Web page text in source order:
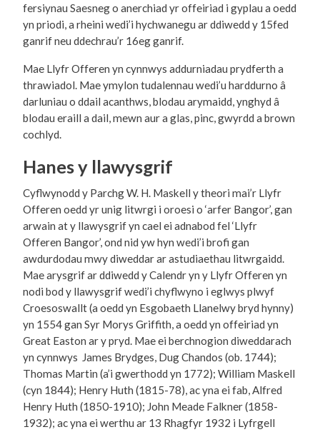
fersiynau Saesneg o anerchiad yr offeiriad i gyplau a oedd
yn priodi, a rheini wedi’i hychwanegu ar ddiwedd y 15fed
ganrif neu ddechrau’r 16eg ganrif.
Mae Llyfr Offeren yn cynnwys addurniadau prydferth a
thrawiadol. Mae ymylon tudalennau wedi’u harddurno â
darluniau o ddail acanthws, blodau arymaidd, ynghyd â
blodau eraill a dail, mewn aur a glas, pinc, gwyrdd a brown
cochlyd.
Hanes y llawysgrif
Cyflwynodd y Parchg W. H. Maskell y theori mai’r Llyfr
Offeren oedd yr unig litwrgi i oroesi o ‘arfer Bangor’, gan
arwain at y llawysgrif yn cael ei adnabod fel ‘Llyfr
Offeren Bangor’, ond nid yw hyn wedi’i brofi gan
awdurdodau mwy diweddar ar astudiaethau litwrgaidd.
Mae arysgrif ar ddiwedd y Calendr yn y Llyfr Offeren yn
nodi bod y llawysgrif wedi’i chyflwyno i eglwys plwyf
Croesoswallt (a oedd yn Esgobaeth Llanelwy bryd hynny)
yn 1554 gan Syr Morys Griffith, a oedd yn offeiriad yn
Great Easton ar y pryd. Mae ei berchnogion diweddarach
yn cynnwys James Brydges, Dug Chandos (ob. 1744);
Thomas Martin (a’i gwerthodd yn 1772); William Maskell
(cyn 1844); Henry Huth (1815-78), ac yna ei fab, Alfred
Henry Huth (1850-1910); John Meade Falkner (1858-
1932); ac yna ei werthu ar 13 Rhagfyr 1932 i Lyfrgell